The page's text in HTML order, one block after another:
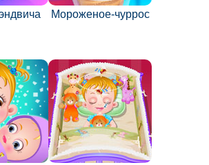
Мороженое-чуррос